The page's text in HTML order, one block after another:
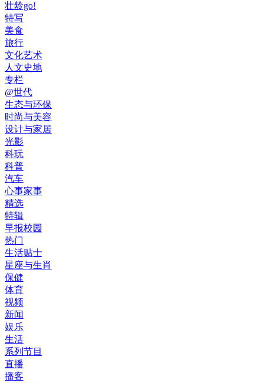
壮龄go!
特写
美食
旅行
文化艺术
人文史地
专栏
@世代
生态与环保
时尚与美容
设计与家居
光影
科玩
科普
汽车
心事家事
精选
特辑
早报校园
热门
生活贴士
星座与生肖
保健
体育
视频
新闻
娱乐
生活
系列节目
直播
播客